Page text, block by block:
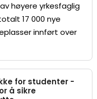
høyere yrkesfaglig
17 000 nye
innført over
for studenter -
å sikre